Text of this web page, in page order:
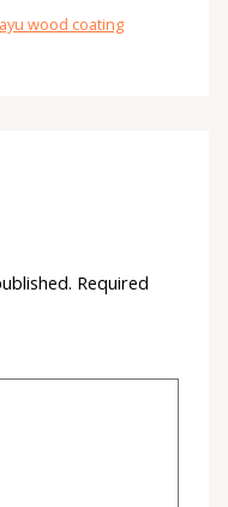
wood coating
Required